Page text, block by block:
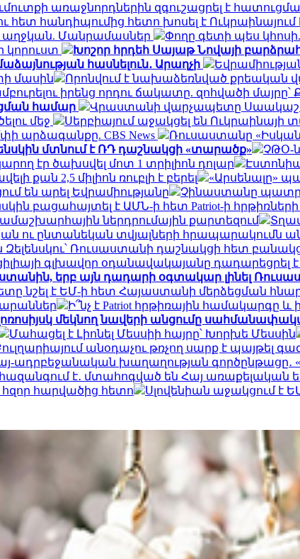
առաջնորդներին զգուշացրել է
հետ հանդիպումից հետո խոսել է
աղջկան. Մանրամասներ
Փողը գետի պես
կորուստ Խոշոր հրդեհ Սայաթ Նովայի
հասնելուն․ Արաղչի
մասին
Որոնվում է նախաձեռնված քրեական
իրենց որդու ճակատը. զոհվածի
համար
Վրաստանի վարչապետը
մեջ
Սերբիայում աջակցել են
արձագանքը. CBS News
Ռուսաստանը
մտնում է ՌԴ դաշնակցի «տարածք»
ՉԹՕ-
էր ծախսվել մոտ 1 տրիլիոն դոլար
քան 2,5 միլիոն ռուբլի է բերել
«Արսենալը»
են արել Եվրամիությանը
Չինաստանը
բացահայտել է ԱՄՆ-ի հետ Patriot-ի
ներդրումային քարտեզում
ու ընտանեկան տվյալների հրապարակումն
Ռուսաստանի դաշնակցի հետ
գլխավոր օդանավակայանը դադարեցրել
երբ այն դադարի օգտակար լինել
նշել է ԵՄ-ի հետ Հայաստանի մերձեցման
Ի՞նչ է Patriot հրթիռային համակարգը
մեկնող նավերի անցումը
Մահացել է Լիոնել Մեսսիի հայրը՝ Խորխե Մեսսին
անօդաչու թռչող սարք է պայթել
ադրբեջանական խաղաղության գործընթացը․
է․ մտահոգված են Հայ առաքելական
հզոր հարվածից հետո
Սլովենիան աջակցում է